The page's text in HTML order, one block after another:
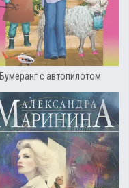
Бумеранг с автопилотом